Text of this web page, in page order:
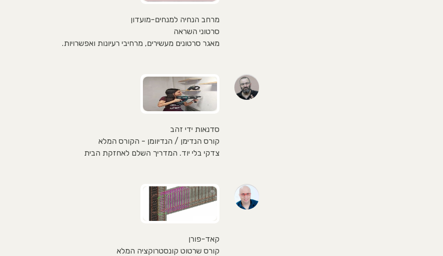
מרחב הנחיה למנחים-מועדון
סרטוני השראה
מאגר סרטונים מעשירים, מרחיבי רעיונות ואפשרויות.
סדנאות ידי זהב
קורס הנדימן / הנדיוומן - הקורס המלא
צדקי בלי יוד. המדריך השלם לאחזקת הבית
קאד-פורן
קורס שרטוט קונסטרוקציה המלא